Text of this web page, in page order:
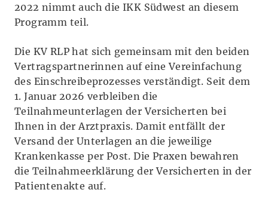
2022 nimmt auch die IKK Südwest an diesem
Programm teil.
Die KV RLP hat sich gemeinsam mit den beiden
Vertragspartnerinnen auf eine Vereinfachung
des Einschreibeprozesses verständigt. Seit dem
1. Januar 2026 verbleiben die
Teilnahmeunterlagen der Versicherten bei
Ihnen in der Arztpraxis. Damit entfällt der
Versand der Unterlagen an die jeweilige
Krankenkasse per Post. Die Praxen bewahren
die Teilnahmeerklärung der Versicherten in der
Patientenakte auf.